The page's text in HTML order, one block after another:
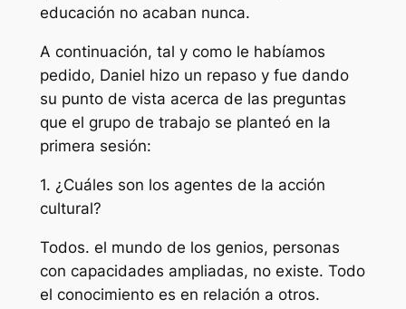
educación no acaban nunca.
A continuación, tal y como le habíamos
pedido, Daniel hizo un repaso y fue dando
su punto de vista acerca de las preguntas
que el grupo de trabajo se planteó en la
primera sesión:
1. ¿Cuáles son los agentes de la acción
cultural?
Todos. el mundo de los genios, personas
con capacidades ampliadas, no existe. Todo
el conocimiento es en relación a otros.